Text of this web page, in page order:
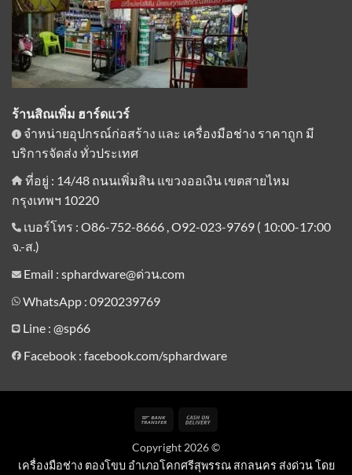
ร้านสิณเพิ่ม ฮาร์ดแวร์
จำหน่ายอุปกรณ์ก่อสร้าง และ เครื่องมือช่าง ราคาถูก มี
บริการจัดส่ง ทั่วประเทศ
ที่อยู่ : 14/48 ถนนเพิ่มสิน แขวงออเงิน เขตสายไหม
กรุงเทพฯ 10220
เบอร์โทร : O86-752-8666 , O92-023-9769 ( 10:00-17:00
จ.-ส.)
Email : sphardware@ด่วน.com
WhatsApp : 0920239769
Line : @sp66
Facebook : facebook.com/sphardware
Bank
Delivery
Copyright 2026 ©
เครื่องมือช่าง ตองโขบ อำเภอโคกศรีสุพรรณ สกลนคร ส่งด่วน โดย